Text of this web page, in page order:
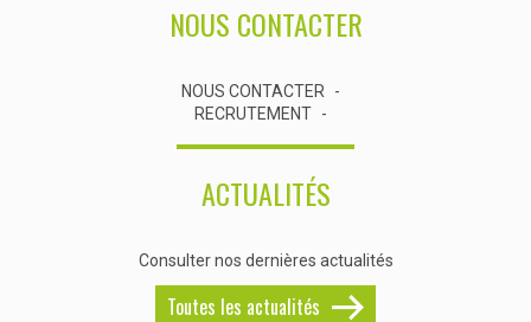
NOUS CONTACTER
NOUS CONTACTER
RECRUTEMENT
ACTUALITÉS
Consulter nos dernières actualités
Toutes les actualités